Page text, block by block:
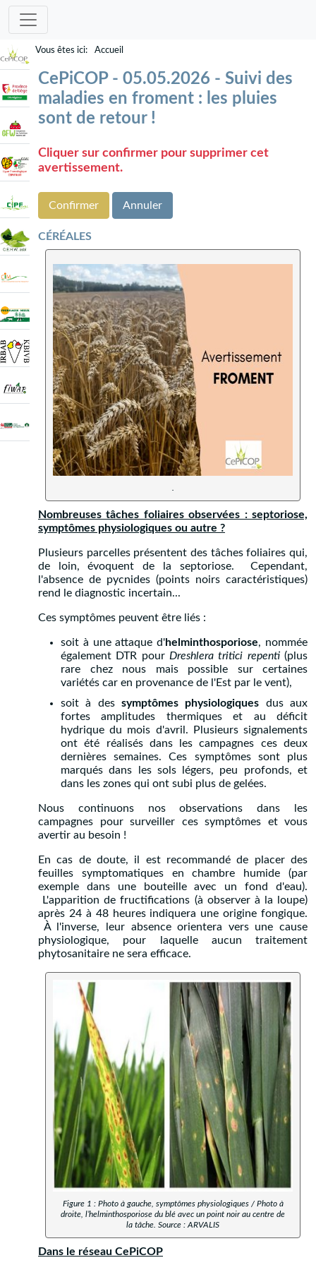
Accueil
CePiCOP - 05.05.2026 - Suivi des
maladies en froment : les pluies
sont de retour !
Cliquer sur confirmer pour supprimer cet
avertissement.
Confirmer Annuler
CÉRÉALES
Nombreuses tâches foliaires observées : septoriose,
symptômes physiologiques ou autre ?
Plusieurs parcelles présentent des tâches foliaires qui,
de loin, évoquent de la septoriose. Cependant,
l'absence de pycnides (points noirs caractéristiques)
rend le diagnostic incertain...
Ces symptômes peuvent être liés :
soit à une attaque d'helminthosporiose, nommée
également DTR pour Dreshlera tritici repenti(plus
rare chez nous mais possible sur certaines
variétés car en provenance de l'Est par le vent),
soit à des symptômes physiologiques dus aux
fortes amplitudes thermiques et au déficit
hydrique du mois d'avril. Plusieurs signalements
ont été réalisés dans les campagnes ces deux
dernières semaines. Ces symptômes sont plus
marqués dans les sols légers, peu profonds, et
dans les zones qui ont subi plus de gelées.
Nous continuons nos observations dans les
campagnes pour surveiller ces symptômes et vous
avertir au besoin !
En cas de doute, il est recommandé de placer des
feuilles symptomatiques en chambre humide (par
exemple dans une bouteille avec un fond d'eau).
L'apparition de fructifications (à observer à la loupe)
après 24 à 48 heures indiquera une origine fongique.
À l'inverse, leur absence orientera vers une cause
physiologique, pour laquelle aucun traitement
phytosanitaire ne sera efficace.
Figure 1 : Photo à gauche, symptômes physiologiques / Photo à
droite, l’helminthosporiose du blé avec un point noir au centre de
la tâche. Source : ARVALIS
Dans le réseau CePiCOP